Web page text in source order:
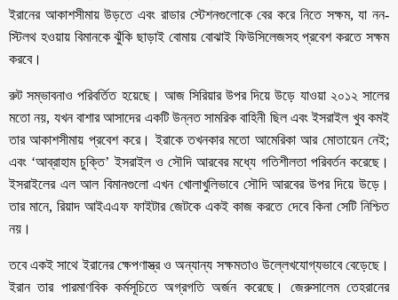
ইরানের আকাশসীমায় উড়তে এবং রাডার স্টেশনগুলোকে বের করে নিতে সক্ষম, যা নন-
স্টিলথ হওয়ায় বিমানকে ঝুঁকি ছাড়াই বোমায় বোঝাই ফিউসিলেজসহ প্রবেশ করতে সক্ষম
করবে।
রুট সম্ভাবনাও পরিবর্তিত হয়েছে। আজ সিরিয়ার উপর দিয়ে উড়ে যাওয়া ২০১২ সালের
মতো নয়, যখন বাশার আসাদের একটি উন্নত সামরিক বাহিনী ছিল এবং ইসরাইল খুব কমই
তার আকাশসীমায় প্রবেশ করে। ইরাকে তখনকার মতো আমেরিকা আর মোতায়েন নেই;
এবং ‘আব্রাহাম চুক্তি’ ইসরাইল ও সৌদি আরবের মধ্যে গতিশীলতা পরিবর্তন করেছে।
ইসরাইলের এল আল বিমানগুলো এখন খোলাখুলিভাবে সৌদি আরবের উপর দিয়ে উড়ে।
তার মানে, রিয়াদ আইএএফ ফাইটার জেটকে একই কাজ করতে দেবে কিনা সেটি নিশ্চিত
নয়।
তবে একই সাথে ইরানের ক্ষেপণাস্ত্র ও অন্যান্য সক্ষমতাও উল্লেখযোগ্যভাবে বেড়েছে।
ইরান তার পারমাণবিক কর্মসূচিতে অগ্রগতি অর্জন করেছে। জেরুসালেম তেহরানের